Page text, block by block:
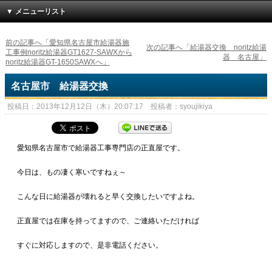
▼ メニューリスト
前の記事へ「愛知県名古屋市給湯器施
工事例noritz給湯器GT1627-SAWXから
noritz給湯器GT-1650SAWXへ」
次の記事へ「給湯器交換 noritz給湯
器 名古屋」
名古屋市 給湯器交換
投稿日：2013年12月12日（木）20:07:17 投稿者：syoujikiya
愛知県名古屋市で給湯器工事専門店の正直屋です。
今日は、もの凄く寒いですねぇ～
こんな日に給湯器が壊れると早く交換したいですよね。
正直屋では在庫を持ってますので、ご連絡いただければ
すぐに対応しますので、是非電話ください。